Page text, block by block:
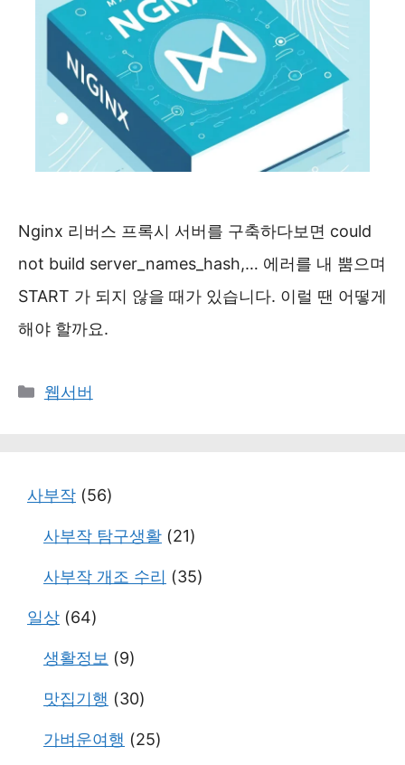
Nginx 리버스 프록시 서버를 구축하다보면 could
not build server_names_hash,… 에러를 내 뿜으며
START 가 되지 않을 때가 있습니다. 이럴 땐 어떻게
해야 할까요.
카
웹서버
사부작 (56)
사부작 탐구생활 (21)
사부작 개조 수리 (35)
일상 (64)
생활정보 (9)
맛집기행 (30)
가벼운여행 (25)